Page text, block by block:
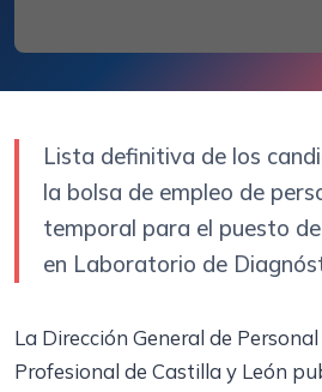
Lista definitiva de los
la bolsa de empleo de
temporal para el puesto
en Laboratorio de
La Dirección General de
Profesional de Castilla y León